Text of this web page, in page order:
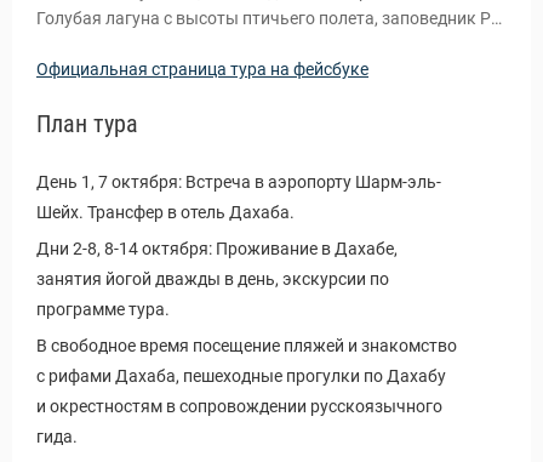
Голубая лагуна с высоты птичьего полета, заповедник Рас Абу Галум.
Официальная страница тура на фейсбуке
План тура
День 1, 7 октября: Встреча в аэропорту Шарм-эль-
Шейх. Трансфер в отель Дахаба.
Дни 2-8, 8-14 октября: Проживание в Дахабе,
занятия йогой дважды в день, экскурсии по
программе тура.
В свободное время посещение пляжей и знакомство
с рифами Дахаба, пешеходные прогулки по Дахабу
и окрестностям в сопровождении русскоязычного
гида.